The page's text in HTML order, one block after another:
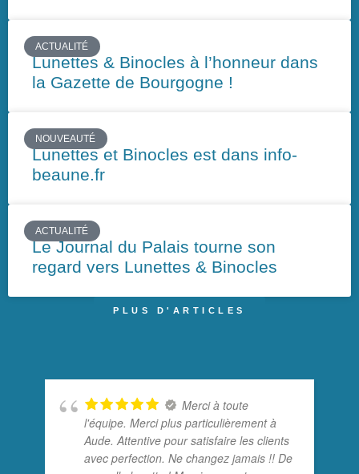
ACTUALITÉ
Lunettes & Binocles à l’honneur dans
la Gazette de Bourgogne !
NOUVEAUTÉ
Lunettes et Binocles est dans info-
beaune.fr
ACTUALITÉ
Le Journal du Palais tourne son
regard vers Lunettes & Binocles
PLUS D'ARTICLES
Merci à toute
l'équipe. Merci plus particulièrement à
Aude. Attentive pour satisfaire les clients
avec perfection. Ne changez jamais !! De